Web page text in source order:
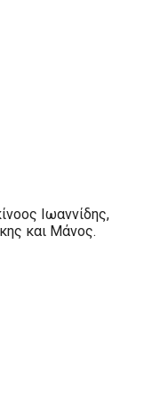
Ιωαννίδης,
και Μάνος.